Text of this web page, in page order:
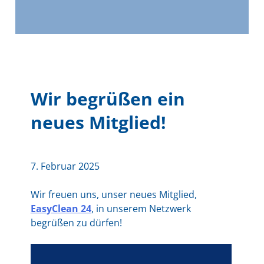
Wir begrüßen ein
neues Mitglied!
7. Februar 2025
Wir freuen uns, unser neues Mitglied,
EasyClean 24, in unserem Netzwerk
begrüßen zu dürfen!